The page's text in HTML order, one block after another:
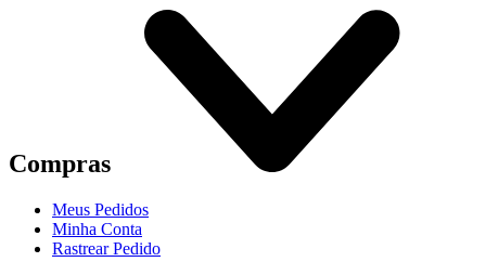
Compras
Meus Pedidos
Minha Conta
Rastrear Pedido